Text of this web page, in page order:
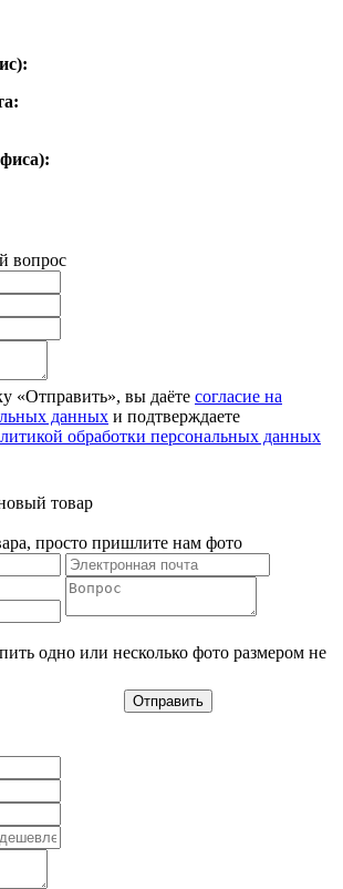
вопрос
«Отправить», вы даёте согласие на
данных и подтверждаете
обработки персональных данных
товар
просто пришлите нам фото
одно или несколько фото размером не
Отправить